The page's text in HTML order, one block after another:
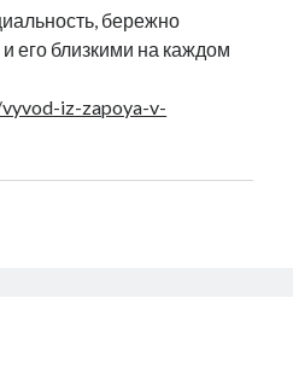
бережно
его близкими на каждом
iz-zapoya-v-